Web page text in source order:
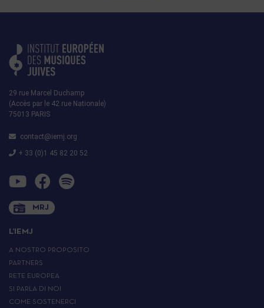
29 rue Marcel Duchamp
(Accès par le 42 rue Nationale)
75013 PARIS
contact@iemj.org
+ 33 (0)1 45 82 20 52
MRJ
L’IEMJ
A NOSTRO PROPOSITO
PARTNERS
RETE EUROPEA
SI PARLA DI NOI
COME SOSTENERCI